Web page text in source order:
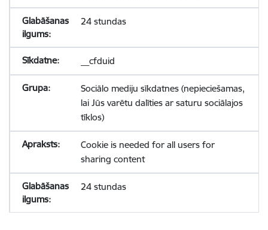
24 stundas
__cfduid
Sociālo mediju sīkdatnes (nepieciešamas,
lai Jūs varētu dalīties ar saturu sociālajos
tīklos)
Cookie is needed for all users for
sharing content
24 stundas